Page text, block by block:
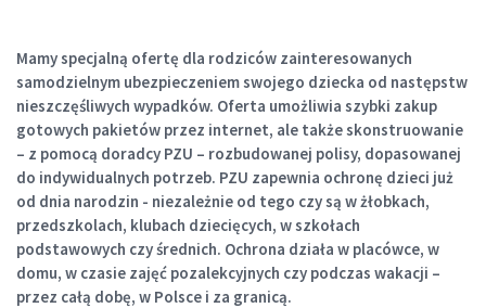
Mamy specjalną ofertę dla rodziców zainteresowanych
samodzielnym ubezpieczeniem swojego dziecka od następstw
nieszczęśliwych wypadków. Oferta umożliwia szybki zakup
gotowych pakietów przez internet, ale także skonstruowanie
– z pomocą doradcy PZU – rozbudowanej polisy, dopasowanej
do indywidualnych potrzeb. PZU zapewnia ochronę dzieci już
od dnia narodzin - niezależnie od tego czy są w żłobkach,
przedszkolach, klubach dziecięcych, w szkołach
podstawowych czy średnich. Ochrona działa w placówce, w
domu, w czasie zajęć pozalekcyjnych czy podczas wakacji –
przez całą dobę, w Polsce i za granicą.